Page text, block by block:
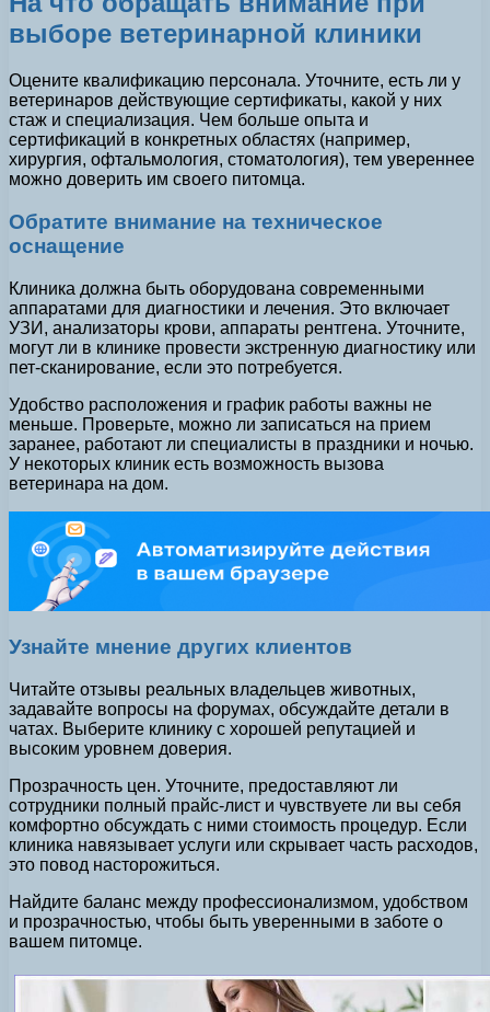
выборе ветеринарной клиники
Оцените квалификацию персонала. Уточните, есть ли у
ветеринаров действующие сертификаты, какой у них
стаж и специализация. Чем больше опыта и
сертификаций в конкретных областях (например,
хирургия, офтальмология, стоматология), тем увереннее
можно доверить им своего питомца.
Обратите внимание на техническое
оснащение
Клиника должна быть оборудована современными
аппаратами для диагностики и лечения. Это включает
УЗИ, анализаторы крови, аппараты рентгена. Уточните,
могут ли в клинике провести экстренную диагностику или
пет-сканирование, если это потребуется.
Удобство расположения и график работы важны не
меньше. Проверьте, можно ли записаться на прием
заранее, работают ли специалисты в праздники и ночью.
У некоторых клиник есть возможность вызова
ветеринара на дом.
Узнайте мнение других клиентов
Читайте отзывы реальных владельцев животных,
задавайте вопросы на форумах, обсуждайте детали в
чатах. Выберите клинику с хорошей репутацией и
высоким уровнем доверия.
Прозрачность цен. Уточните, предоставляют ли
сотрудники полный прайс-лист и чувствуете ли вы себя
комфортно обсуждать с ними стоимость процедур. Если
клиника навязывает услуги или скрывает часть расходов,
это повод насторожиться.
Найдите баланс между профессионализмом, удобством
и прозрачностью, чтобы быть уверенными в заботе о
вашем питомце.